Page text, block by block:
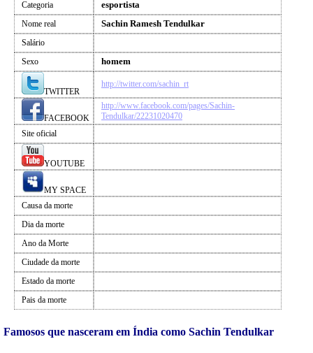
Categoria esportista
Nome real Sachin Ramesh Tendulkar
Salário
Sexo
homem
TWITTER
http://twitter.com/sachin_rt
FACEBOOK
http://www.facebook.com/pages/Sachin-
Tendulkar/22231020470
Site oficial
YOUTUBE
MY SPACE
Causa da morte
Dia da morte
Ano da Morte
Ciudade da morte
Estado da morte
Pais da morte
Famosos que nasceram em Índia como Sachin Tendulkar